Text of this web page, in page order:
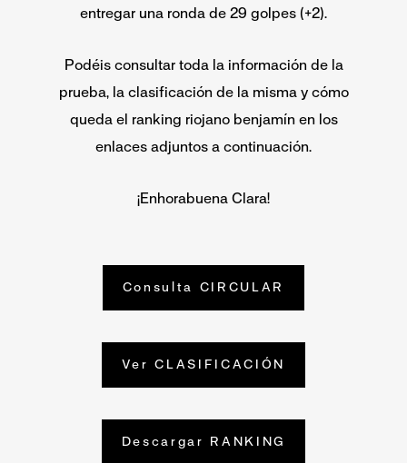
entregar una ronda de 29 golpes (+2).
Podéis consultar toda la información de la
prueba, la clasificación de la misma y cómo
queda el ranking riojano benjamín en los
enlaces adjuntos a continuación.
¡Enhorabuena Clara!
Consulta CIRCULAR
Ver CLASIFICACIÓN
Descargar RANKING